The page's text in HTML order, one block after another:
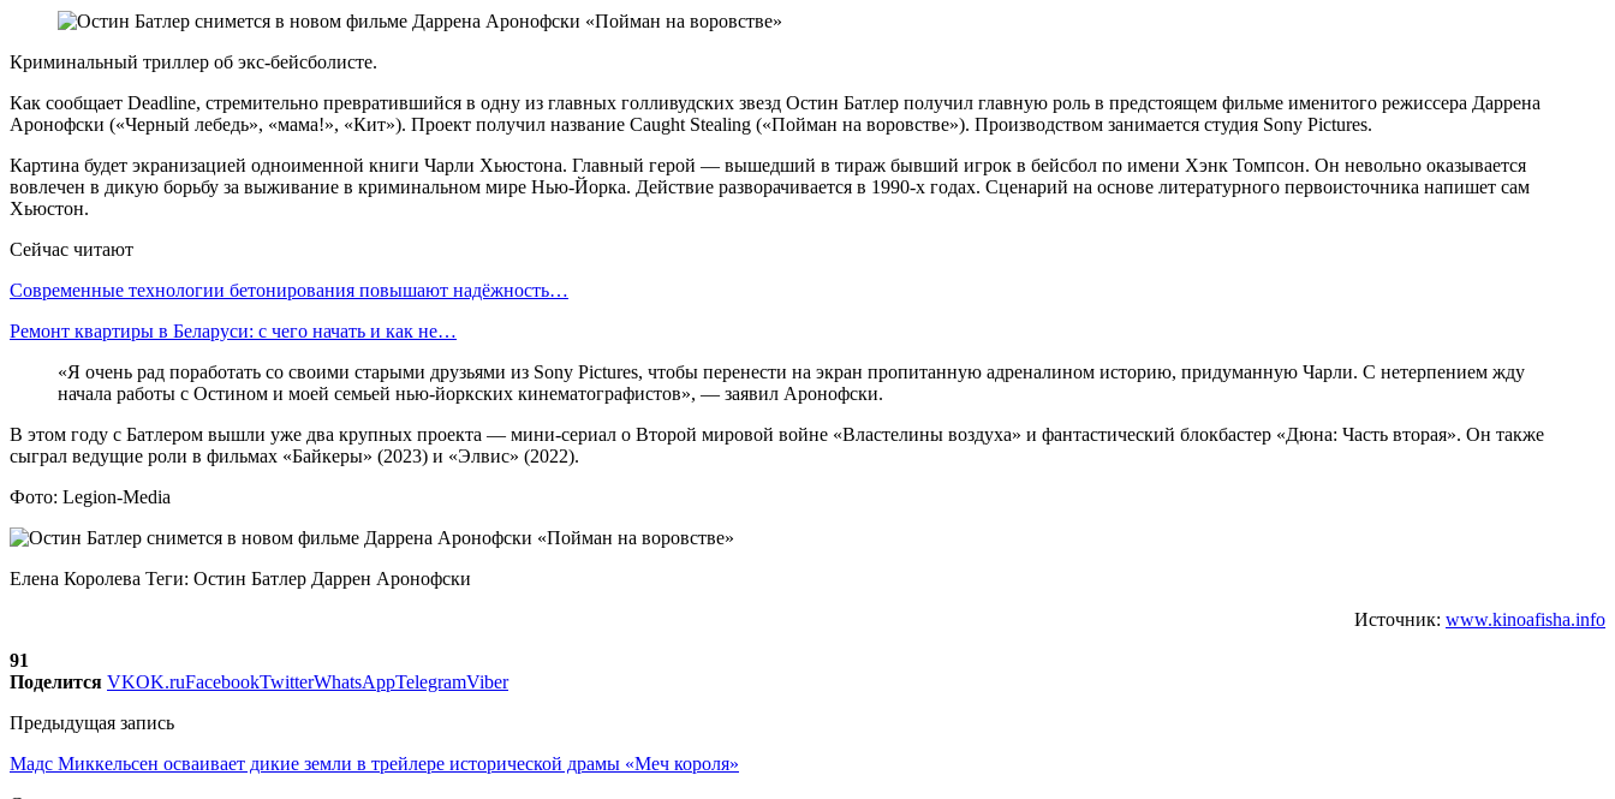
Криминальный триллер об экс-бейсболисте.
Как сообщает Deadline, стремительно превратившийся в одну из главных голливудских звезд Остин Батлер получил главную роль в предстоящем фильме именитого режиссера Даррена
Аронофски («Черный лебедь», «мама!», «Кит»). Проект получил название Caught Stealing («Пойман на воровстве»). Производством занимается студия Sony Pictures.
Картина будет экранизацией одноименной книги Чарли Хьюстона. Главный герой — вышедший в тираж бывший игрок в бейсбол по имени Хэнк Томпсон. Он невольно оказывается
вовлечен в дикую борьбу за выживание в криминальном мире Нью-Йорка. Действие разворачивается в 1990-х годах. Сценарий на основе литературного первоисточника напишет сам
Хьюстон.
Сейчас читают
Современные технологии бетонирования повышают надёжность…
Ремонт квартиры в Беларуси: с чего начать и как не…
«Я очень рад поработать со своими старыми друзьями из Sony Pictures, чтобы перенести на экран пропитанную адреналином историю, придуманную Чарли. С нетерпением жду
начала работы с Остином и моей семьей нью-йоркских кинематографистов», — заявил Аронофски.
В этом году с Батлером вышли уже два крупных проекта — мини-сериал о Второй мировой войне «Властелины воздуха» и фантастический блокбастер «Дюна: Часть вторая». Он также
сыграл ведущие роли в фильмах «Байкеры» (2023) и «Элвис» (2022).
Фото: Legion-Media
Елена Королева Теги: Остин Батлер Даррен Аронофски
Источник: www.kinoafisha.info
91
Поделится VKOK.ruFacebookTwitterWhatsAppTelegramViber
Предыдущая запись
Мадс Миккельсен осваивает дикие земли в трейлере исторической драмы «Меч короля»